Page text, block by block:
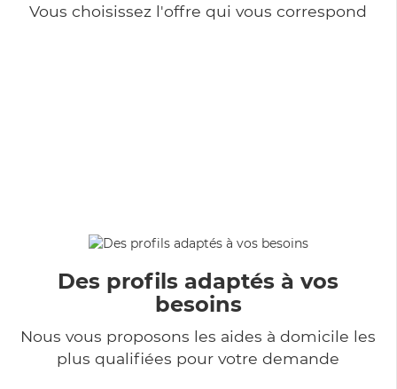
Vous choisissez l'offre qui vous correspond
Des profils adaptés à vos
besoins
Nous vous proposons les aides à domicile les
plus qualifiées pour votre demande